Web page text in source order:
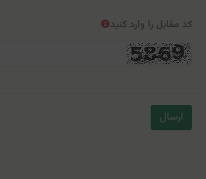
کد مقابل را وارد کنید
ارسال